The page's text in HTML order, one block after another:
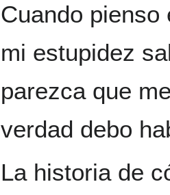
Cuando pienso
mi estupidez
parezca que
verdad debo
La historia de